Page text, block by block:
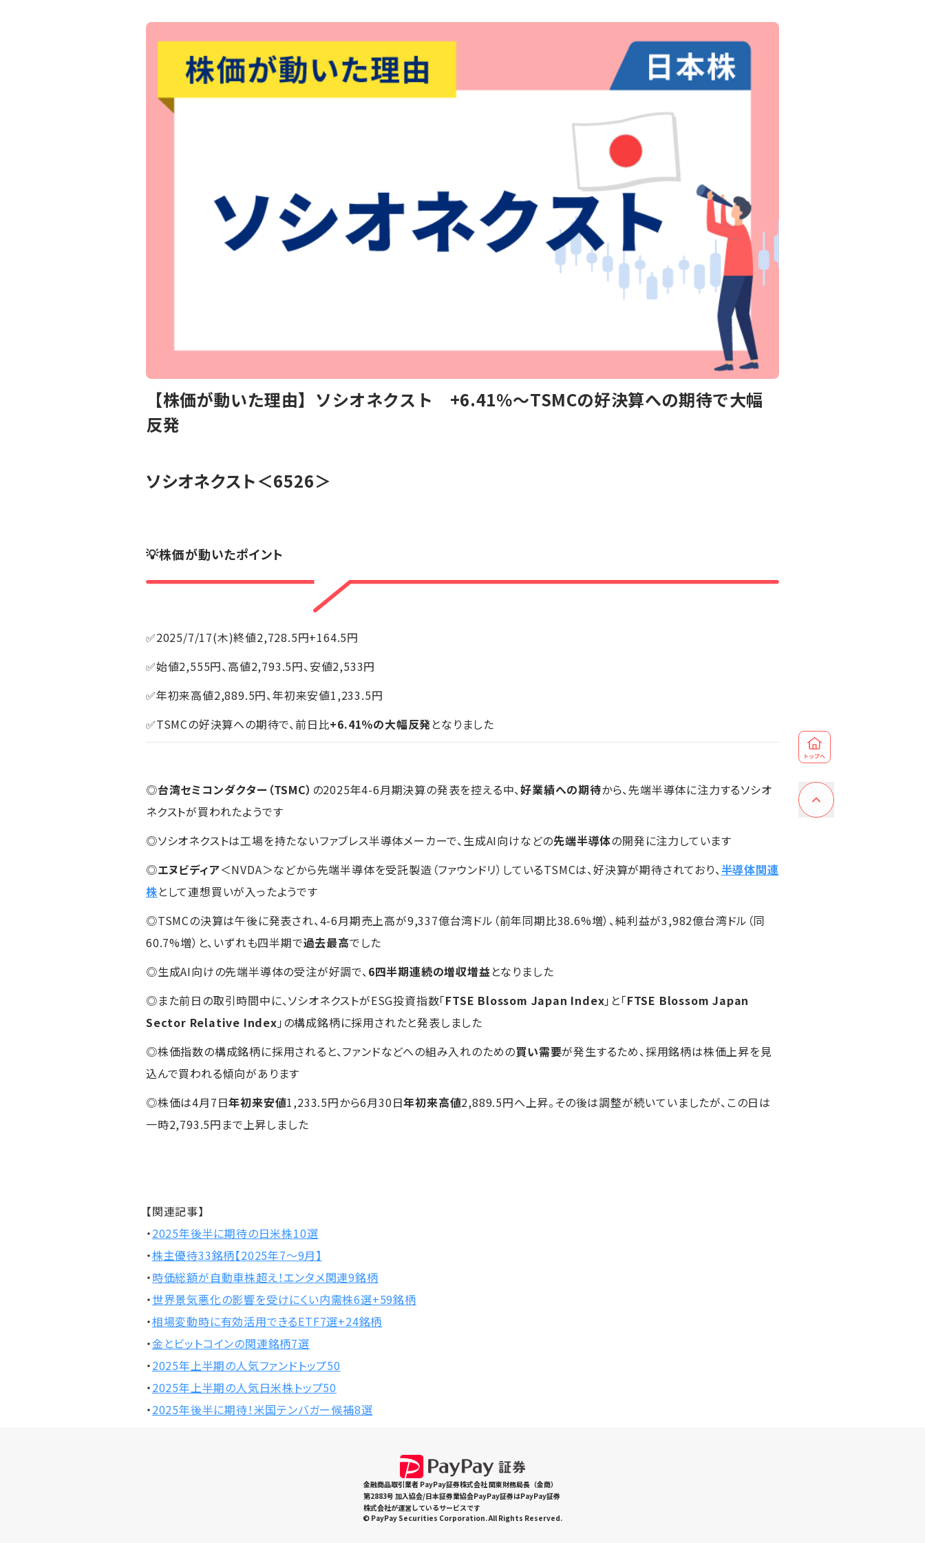
【株価が動いた理由】ソシオネクスト +6.41％〜TSMCの好決算への期待で大幅
反発
ソシオネクスト＜6526＞
💡株価が動いたポイント
✅2025/7/17(木)終値2,728.5円+164.5円
✅始値2,555円、高値2,793.5円、安値2,533円
✅年初来高値2,889.5円、年初来安値1,233.5円
✅TSMCの好決算への期待で、前日比+6.41％の大幅反発となりました
◎台湾セミコンダクター（TSMC） の2025年4-6月期決算の発表を控える中、好業績への期待から、先端半導体に注力するソシオ
ネクストが買われたようです
◎ソシオネクストは工場を持たないファブレス半導体メーカーで、生成AI向けなどの先端半導体の開発に注力しています
◎エヌビディア＜NVDA＞などから先端半導体を受託製造（ファウンドリ）しているTSMCは、好決算が期待されており、半導体関連
株として連想買いが入ったようです
◎TSMCの決算は午後に発表され、4-6月期売上高が9,337億台湾ドル（前年同期比38.6%増）、純利益が3,982億台湾ドル（同
60.7%増）と、いずれも四半期で過去最高でした
◎生成AI向けの先端半導体の受注が好調で、6四半期連続の増収増益となりました
◎また前日の取引時間中に、ソシオネクストがESG投資指数「FTSE Blossom Japan Index」と「FTSE Blossom Japan
Sector Relative Index 」の構成銘柄に採用されたと発表しました
◎株価指数の構成銘柄に採用されると、ファンドなどへの組み入れのための買い需要が発生するため、採用銘柄は株価上昇を見
込んで買われる傾向があります
◎株価は4月7日年初来安値1,233.5円から6月30日年初来高値2,889.5円へ上昇。その後は調整が続いていましたが、この日は
一時2,793.5円まで上昇しました
【関連記事】
・2025年後半に期待の日米株10選
・株主優待33銘柄【2025年7～9月】
・時価総額が自動車株超え！エンタメ関連9銘柄
・世界景気悪化の影響を受けにくい内需株6選+59銘柄
・相場変動時に有効活用できるETF7選+24銘柄
・金とビットコインの関連銘柄7選
・2025年上半期の人気ファンドトップ50
・2025年上半期の人気日米株トップ50
・2025年後半に期待！米国テンバガー候補8選
金融商品取引業者 PayPay証券株式会社 関東財務局長（金商）
第2883号 加入協会/日本証券業協会PayPay証券はPayPay証券
株式会社が運営しているサービスです
© PayPay Securities Corporation. All Rights Reserved.